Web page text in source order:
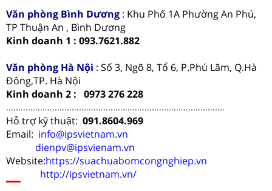
Văn phòng Bình Dương : Khu Phố 1A Phường An Phú,
TP Thuận An , Bình Dương
Kinh doanh 1 : 093.7621.882
Văn phòng Hà Nội : Số 3, Ngõ 8, Tổ 6, P.Phú Lãm, Q.Hà
Đông,TP. Hà Nội
Kinh doanh 2 : 0973 276 228
..........................................................................................
Hỗ trợ kỹ thuật: 091.8604.969
Email: info@ipsvietnam.vn
dienpv@ipsvienam.vn
Website:https://suachuabomcongnghiep.vn
http://ipsvietnam.vn/